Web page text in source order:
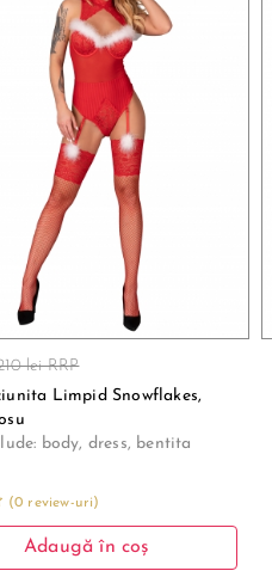
lei RRP
Limpid Snowflakes,
body, dress, bentita
(0 review-uri)
Adaugă în coș